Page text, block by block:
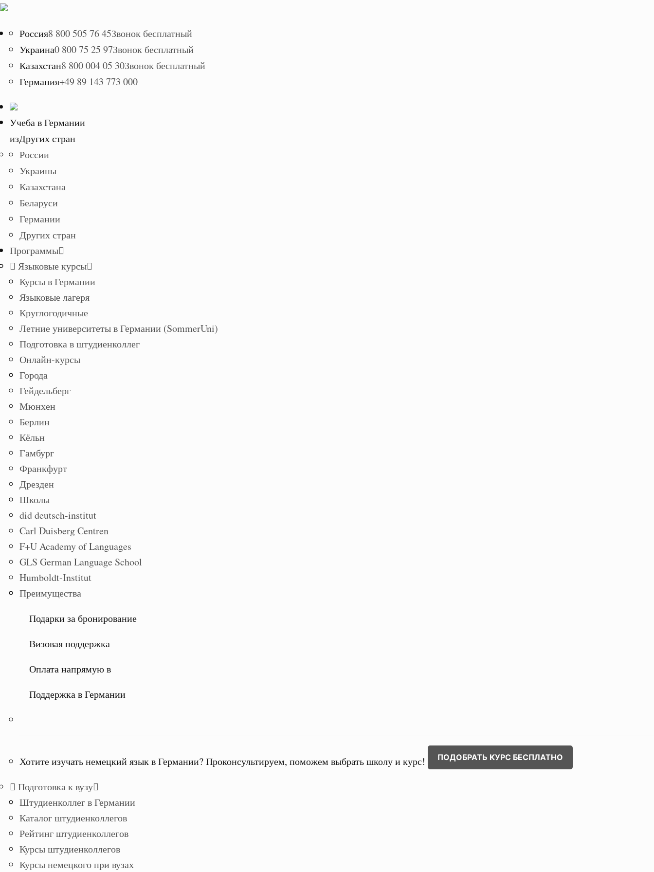
Россия8 800 505 76 45Звонок бесплатный
Украина0 800 75 25 97Звонок бесплатный
Казахстан8 800 004 05 30Звонок бесплатный
Германия+49 89 143 773 000
Учеба в Германии
изДругих стран
России
Украины
Казахстана
Беларуси
Германии
Других стран
Программы
Языковые курсы
Курсы в Германии
Языковые лагеря
Круглогодичные
Летние университеты в Германии (SommerUni)
Подготовка в штудиенколлег
Онлайн-курсы
Города
Гейдельберг
Мюнхен
Берлин
Кёльн
Гамбург
Франкфурт
Дрезден
Школы
did deutsch-institut
Carl Duisberg Centren
F+U Academy of Languages
GLS German Language School
Humboldt-Institut
Преимущества
Подарки за бронирование
Визовая поддержка
Оплата напрямую в
Поддержка в Германии
Хотите изучать немецкий язык в Германии? Проконсультируем, поможем выбрать школу и курс! ПОДОБРАТЬ КУРС БЕСПЛАТНО
Подготовка к вузу
Штудиенколлег в Германии
Каталог штудиенколлегов
Рейтинг штудиенколлегов
Курсы штудиенколлегов
Курсы немецкого при вузах